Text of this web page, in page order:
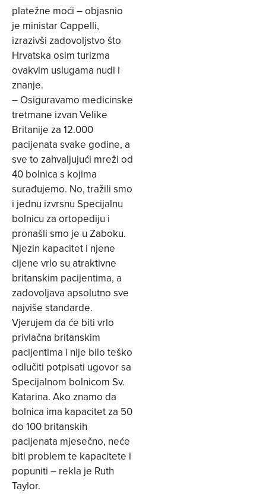
platežne moći – objasnio
je ministar Cappelli,
izrazivši zadovoljstvo što
Hrvatska osim turizma
ovakvim uslugama nudi i
znanje.
– Osiguravamo medicinske
tretmane izvan Velike
Britanije za 12.000
pacijenata svake godine, a
sve to zahvaljujući mreži od
40 bolnica s kojima
surađujemo. No, tražili smo
i jednu izvrsnu Specijalnu
bolnicu za ortopediju i
pronašli smo je u Zaboku.
Njezin kapacitet i njene
cijene vrlo su atraktivne
britanskim pacijentima, a
zadovoljava apsolutno sve
najviše standarde.
Vjerujem da će biti vrlo
privlačna britanskim
pacijentima i nije bilo teško
odlučiti potpisati ugovor sa
Specijalnom bolnicom Sv.
Katarina. Ako znamo da
bolnica ima kapacitet za 50
do 100 britanskih
pacijenata mjesečno, neće
biti problem te kapacitete i
popuniti – rekla je Ruth
Taylor.